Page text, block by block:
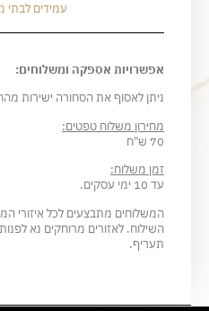
עמידים לבתי
אפשרויות אספקה ומשלוחים:
ניתן לאסוף את הסחורה ישירות
מחירון משלוח טפטים:
70 ש"ח
זמן משלוח:
עד 10 ימי עסקים.
המשלוחים מתבצעים לכל איזורי
השילוח. לאזורים מרוחקים נא
תעריף.